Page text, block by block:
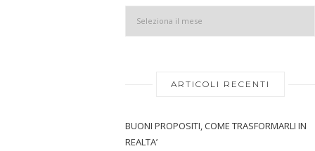
ARTICOLI RECENTI
BUONI PROPOSITI, COME TRASFORMARLI IN
REALTA’